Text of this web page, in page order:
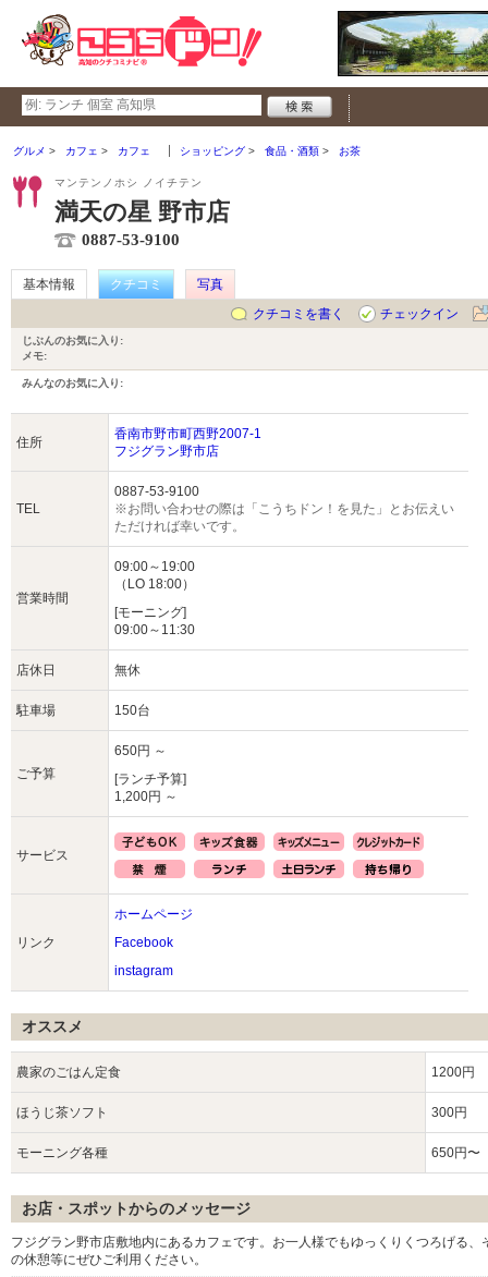
グルメ カフェ カフェ ショッピング 食品・酒類 お茶
マンテンノホシ ノイチテン
満天の星 野市店
0887-53-9100
基本情報 クチコミ
写真
クチコミを書く
チェックイン
じぶんのお気に入り:
メモ:
みんなのお気に入り:
住所
香南市野市町西野2007-1
フジグラン野市店
TEL
0887-53-9100
※お問い合わせの際は「こうちドン！を見た」とお伝えい
ただければ幸いです。
営業時間
09:00～19:00
（LO 18:00）
[モーニング]
09:00～11:30
店休日 無休
駐車場 150台
ご予算
650円 ～
[ランチ予算]
1,200円 ～
サービス
リンク
ホームページ
Facebook
instagram
オススメ
農家のごはん定食 1200円
ほうじ茶ソフト 300円
モーニング各種 650円〜
お店・スポットからのメッセージ
フジグラン野市店敷地内にあるカフェです。お一人様でもゆっくりくつろげる
の休憩等にぜひご利用ください。